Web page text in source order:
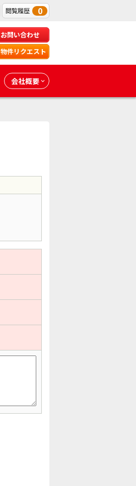
閲覧履歴 0
お問い合わせ
物件リクエスト
会社概要